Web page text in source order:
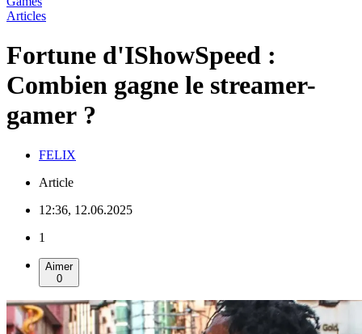
Articles
Fortune d'IShowSpeed :
Combien gagne le streamer-
gamer ?
FELIX
Article
12:36, 12.06.2025
1
Aimer
0